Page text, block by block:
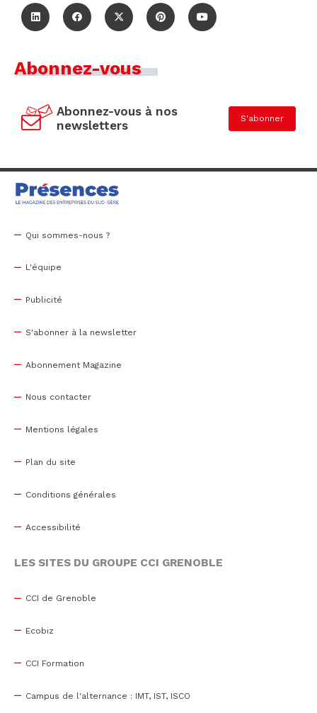
Abonnez-vous
Abonnez-vous à nos
newsletters
S'abonner
Qui sommes-nous ?
L'équipe
Publicité
S'abonner à la newsletter
Abonnement Magazine
Nous contacter
Mentions légales
Plan du site
Conditions générales
Accessibilité
LES SITES DU GROUPE CCI GRENOBLE
CCI de Grenoble
Ecobiz
CCI Formation
Campus de l'alternance : IMT, IST, ISCO